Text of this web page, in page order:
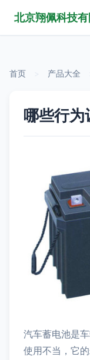
北京翔佩科技
首页 产品大全
哪些行为
汽车蓄电池是
使用不当，它